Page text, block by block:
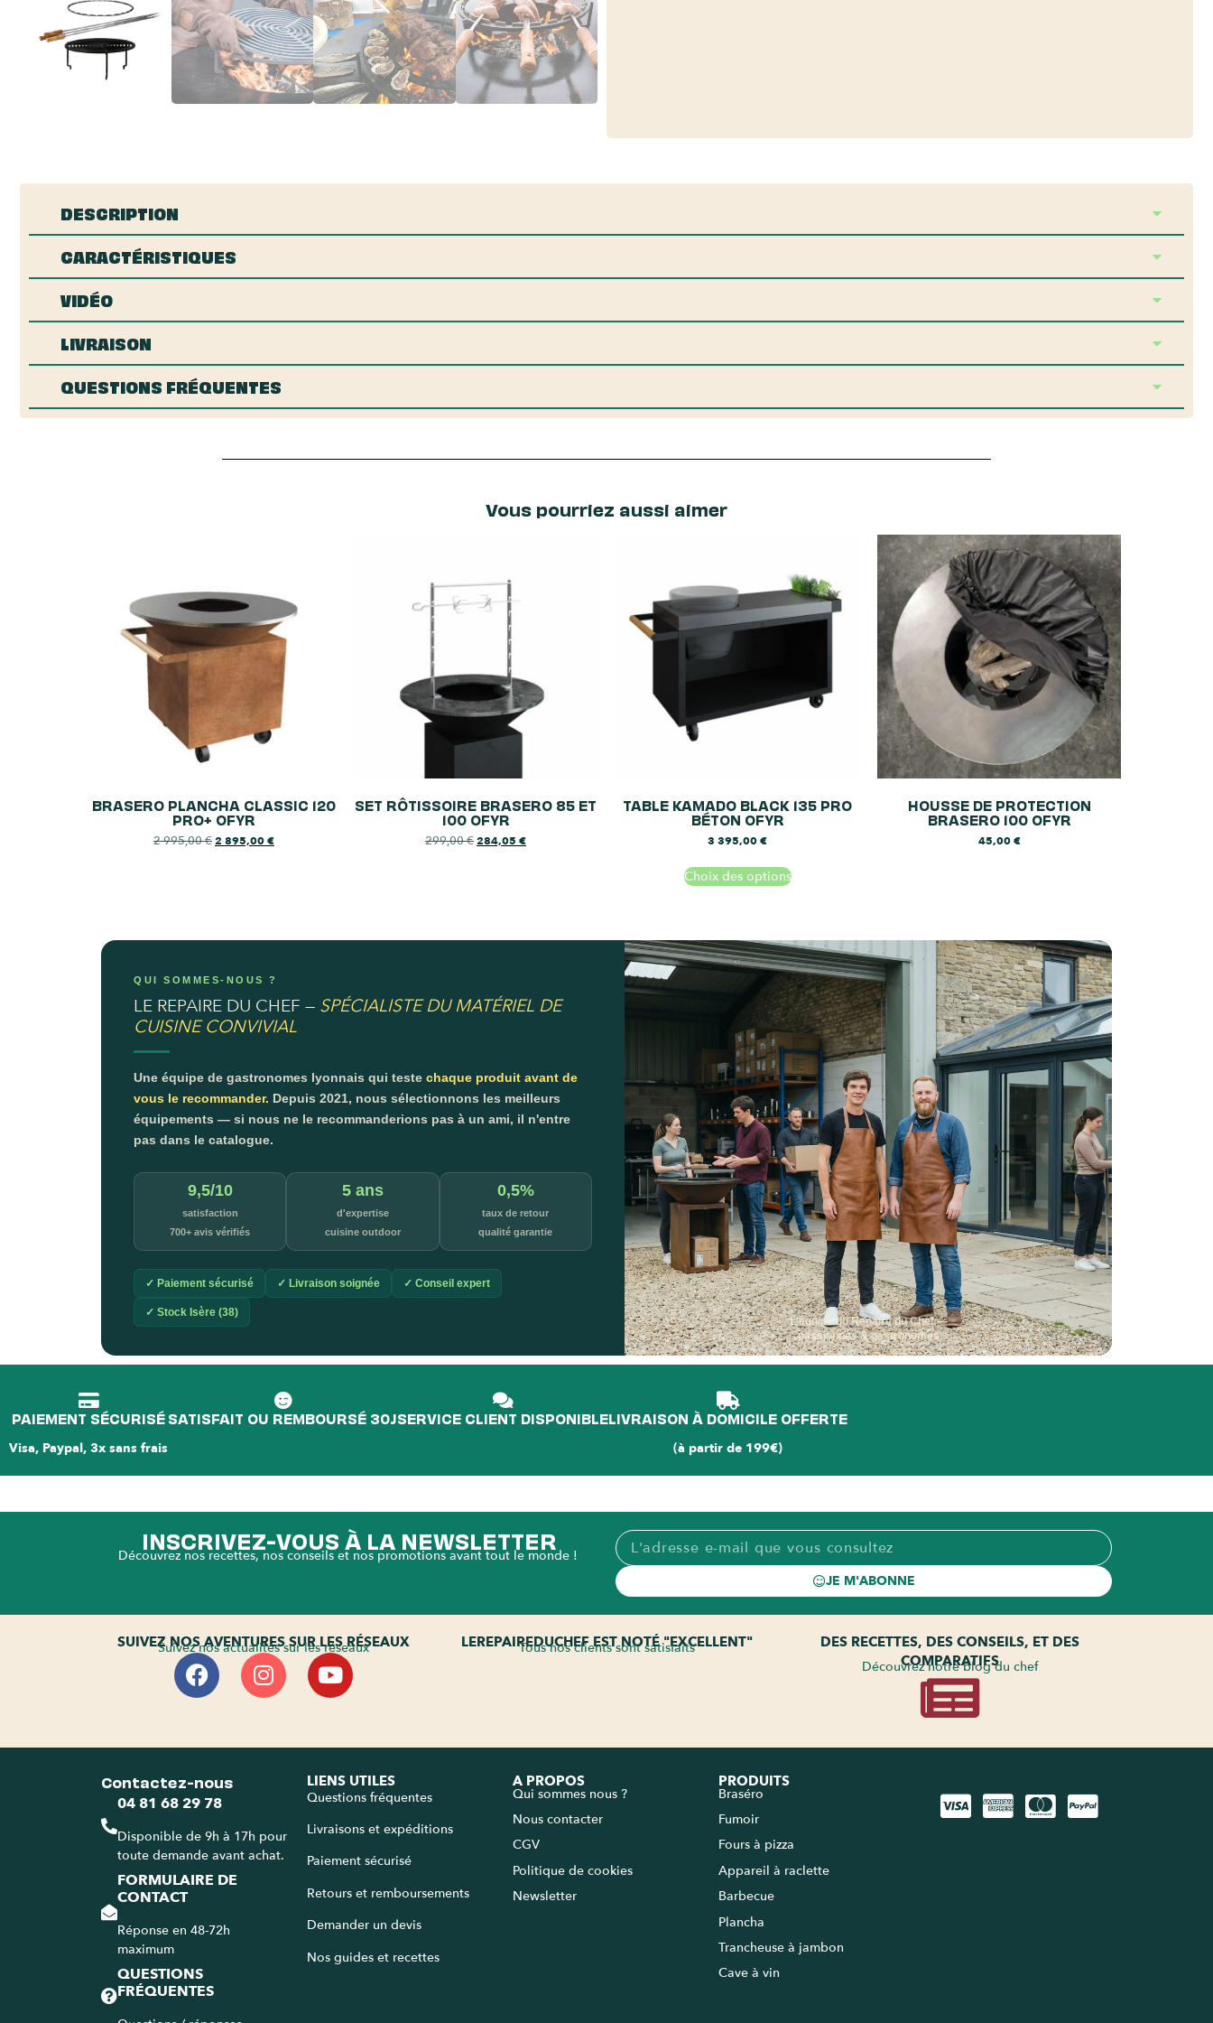
DESCRIPTION
CARACTÉRISTIQUES
VIDÉO
LIVRAISON
QUESTIONS FRÉQUENTES
Vous pourriez aussi aimer
BRASERO PLANCHA CLASSIC 120
PRO+ OFYR
2 995,00€2 895,00€
SET RÔTISSOIRE BRASERO 85 ET
100 OFYR
299,00€284,05 €
TABLE KAMADO BLACK 135 PRO
BÉTON OFYR
3 395,00€
Choix des options
HOUSSE DE PROTECTION
BRASERO 100 OFYR
45,00€
QUI SOMMES-NOUS ?
LE REPAIRE DU CHEF — SPÉCIALISTE DU MATÉRIEL DE
CUISINE CONVIVIAL
Une équipe de gastronomes lyonnais qui teste chaque produit avant de
vous le recommander. Depuis 2021, nous sélectionnons les meilleurs
équipements — si nous ne le recommanderions pas à un ami, il n'entre
pas dans le catalogue.
9,5/10
satisfaction
700+ avis vérifiés
5 ans
d'expertise
cuisine outdoor
0,5%
taux de retour
qualité garantie
✓ Paiement sécurisé ✓ Livraison soignée ✓ Conseil expert
✓ Stock Isère (38)
L'équipe du Repaire du Chef —
passionnés & gastronomes
PAIEMENT SÉCURISÉ
Visa, Paypal, 3x sans frais
SATISFAIT OU REMBOURSÉ 30JSERVICE CLIENT DISPONIBLELIVRAISON À DOMICILE OFFERTE
(à partir de 199€)
INSCRIVEZ-VOUS À LA NEWSLETTER
Découvrez nos recettes, nos conseils et nos promotions avant tout le monde !
JE M'ABONNE
SUIVEZ NOS AVENTURES SUR LES RÉSEAUX
Suivez nos actualités sur les réseaux LEREPAIREDUCHEF EST NOTÉ "EXCELLENT"
Tous nos clients sont satisfaits
DES RECETTES, DES CONSEILS, ET DES
COMPARATIFS
Découvrez notre blog du chef
Contactez-nous
04 81 68 29 78
Disponible de 9h à 17h pour
toute demande avant achat.
FORMULAIRE DE
CONTACT
Réponse en 48-72h
maximum
QUESTIONS
FRÉQUENTES
LIENS UTILES
Questions fréquentes
Livraisons et expéditions
Paiement sécurisé
Retours et remboursements
Demander un devis
Nos guides et recettes
A PROPOS
Qui sommes nous ?
Nous contacter
CGV
Politique de cookies
Newsletter
PRODUITS
Braséro
Fumoir
Fours à pizza
Appareil à raclette
Barbecue
Plancha
Trancheuse à jambon
Cave à vin